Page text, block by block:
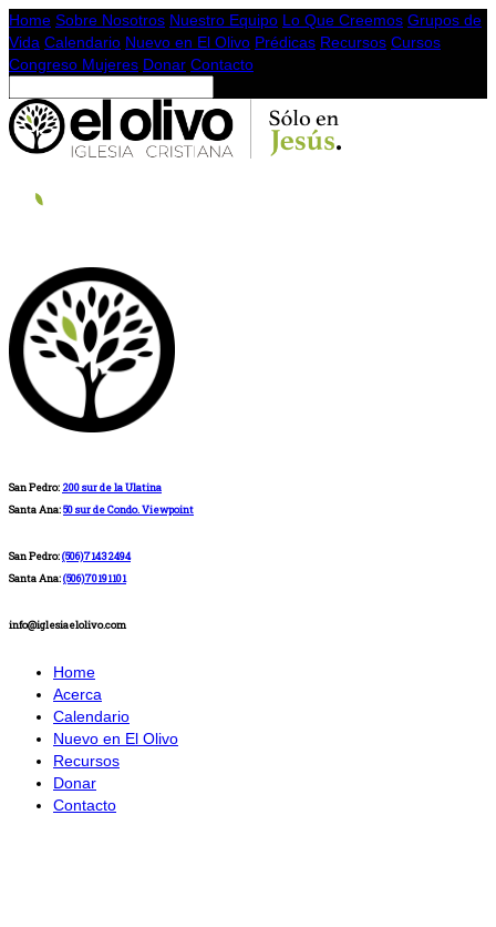
Home Sobre Nosotros Nuestro Equipo Lo Que Creemos Grupos de
Vida Calendario Nuevo en El Olivo Prédicas Recursos Cursos
Congreso Mujeres Donar Contacto
San Pedro: 200 sur de la Ulatina
Santa Ana:50 sur de Condo. Viewpoint
San Pedro:(506)71432494
Santa Ana:(506)70191101
info@iglesiaelolivo.com
Home
Acerca
Calendario
Nuevo en El Olivo
Recursos
Donar
Contacto